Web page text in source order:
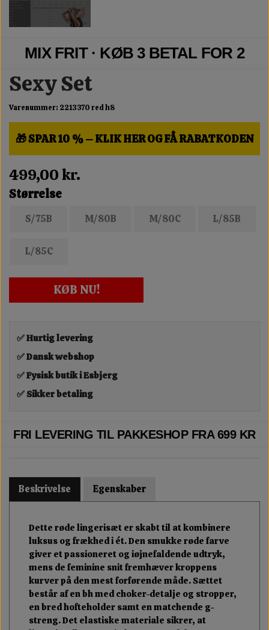
MIX FRIT · KØB 3 BETAL FOR 2
Sexy Set
Varenummer: 2213370 red h8
🎁 SPAR 10 % – KLIK HER OG FÅ RABATKODEN
499,00 kr.
Størrelse
S/75B M/80B M/80C L/85B
L/85C
KØB NU!
✅ Hurtig levering
✅ Dansk webshop
✅ Fysisk butik i Esbjerg
✅ Sikker betaling
FRI LEVERING TIL PAKKESHOP FRA 699 KR
Beskrivelse Egenskaber
Dette røde lingerisæt er skabt til at kombinere
luksus og frækhed i ét. Den smukke røde farve
giver et passioneret og iøjnefaldende udtryk,
mens de feminine snit fremhæver kroppens
kurver på den mest forførende måde. Sættet
består af en bh med choker-detalje og stropper,
en bred hofteholder samt en matchende g-
streng. Det elastiske materiale sikrer, at